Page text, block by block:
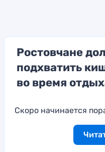
Ростовчане
подхватить
во время
Скоро начинается